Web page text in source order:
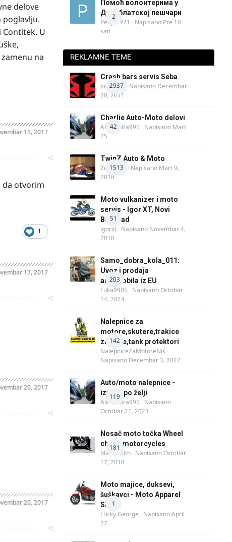
delove
poglavlju.
Contitek. U
na
15, 2017
da otvorim
1
17, 2017
20, 2017
20, 2017
2
Помоћ волонтерима у
Делиблатској пешчари
Pedja1971 · Napisano Pre 10
sati
REKLAMNE TEME
2937
Crash bars servis Seba
seba011 · Napisano Decembar
20, 2011
42
Charlie Auto-Moto delovi
Alexandra995 · Napisano Mart
25
1513
TwinZ Auto & Moto
Zeljkamp · Napisano Mart 9,
2018
51
Moto vulkanizer i moto
servis - Igor XT, Novi
Beograd
igorxt · Napisano Novembar 4,
2010
203
Samo_dobra_kola_011:
Uvoz i prodaja
automobila iz EU
Luka9905 · NapisanoOctobar
14, 2024
142
Nalepnice za
motore,skutere,trakice
za felne,tank protektori
NalepniceZaMotoreNis ·
Napisano Decembar 3, 2022
119
Auto/moto nalepnice -
izrada po želji
Alexandra995 · Napisano
Octobar 21, 2023
181
Nosač moto točka Wheel
chock motorcycles
blacksmith · NapisanoOctobar
17, 2018
1
Moto majice, duksevi,
šuškavci - Moto Apparel
SRB
Lucky George · NapisanoApril
27